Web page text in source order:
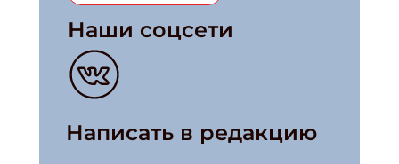
Наши соцсети
Написать в редакцию